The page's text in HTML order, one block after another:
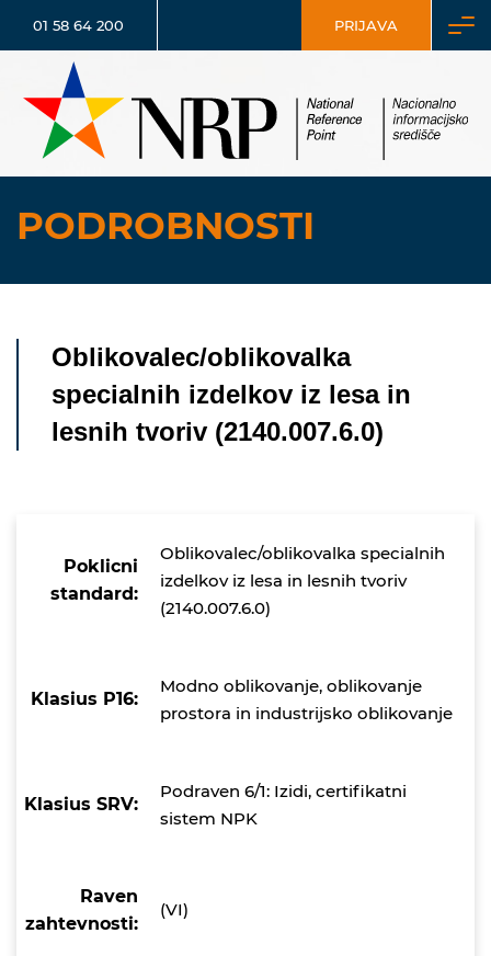
01 58 64 200 PRIJAVA
PODROBNOSTI
Oblikovalec/oblikovalka
specialnih izdelkov iz lesa in
lesnih tvoriv (2140.007.6.0)
Poklicni
standard:
Oblikovalec/oblikovalka specialnih
izdelkov iz lesa in lesnih tvoriv
(2140.007.6.0)
Klasius P16:
Modno oblikovanje, oblikovanje
prostora in industrijsko oblikovanje
Klasius SRV:
Podraven 6/1: Izidi, certifikatni
sistem NPK
Raven
zahtevnosti:
(VI)